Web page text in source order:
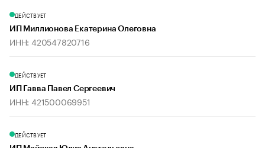
ДЕЙСТВУЕТ
ИП Миллионова Екатерина Олеговна
ИНН: 420547820716
ДЕЙСТВУЕТ
ИП Гавва Павел Сергеевич
ИНН: 421500069951
ДЕЙСТВУЕТ